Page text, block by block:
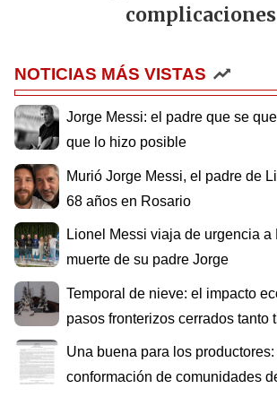
complicaciones
NOTICIAS MÁS VISTAS
Jorge Messi: el padre que se
que lo hizo posible
Murió Jorge Messi, el padre de
68 años en Rosario
Lionel Messi viaja de urgencia a
muerte de su padre Jorge
Temporal de nieve: el impacto
pasos fronterizos cerrados tanto
Una buena para los
conformación de comunidades